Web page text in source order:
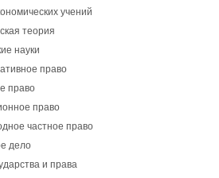
учений
теория
науки
право
право
право
частное право
дело
и права